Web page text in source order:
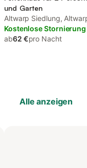
und Garten
Altwarp Siedlung,
Kostenlose Stornierung
ab62 €pro Nacht
Alle anzeigen